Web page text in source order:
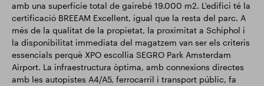
amb una superfície total de gairebé 19.000 m2. L'edifici té la
certificació BREEAM Excellent, igual que la resta del parc. A
més de la qualitat de la propietat, la proximitat a Schiphol i
la disponibilitat immediata del magatzem van ser els criteris
essencials perquè XPO escollia SEGRO Park Amsterdam
Airport. La infraestructura òptima, amb connexions directes
amb les autopistes A4/A5, ferrocarril i transport públic, fa